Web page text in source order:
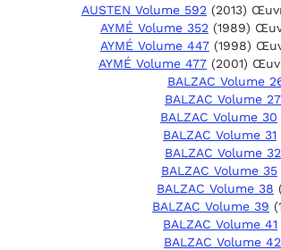
AUSTEN Volume 592 (2013)
AYMÉ Volume 352 (1989)
AYMÉ Volume 447 (1998)
AYMÉ Volume 477 (2001)
BALZAC Volume
BALZAC Volume 27
BALZAC Volume 30
BALZAC Volume 31
BALZAC Volume 32
BALZAC Volume 35
BALZAC Volume 38
BALZAC Volume 39
BALZAC Volume 41
BALZAC Volume 42